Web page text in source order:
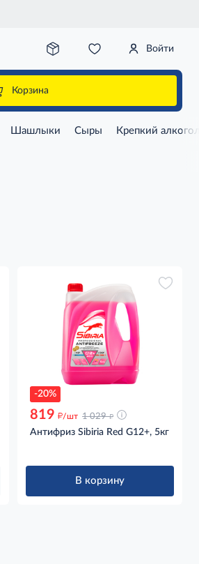
Войти
Корзина
Шашлыки Сыры Крепкий
-20%
819 д/шт 1 029 д
Антифриз Sibiria Red G12+, 5кг
В корзину